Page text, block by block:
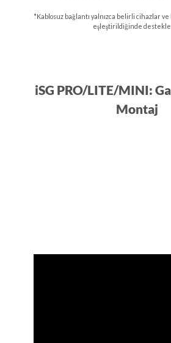
*Kablosuz bağlantı yalnızca belirli cihazlar
eşleştirildiğinde
iSG PRO/LITE/MINI:
Montaj